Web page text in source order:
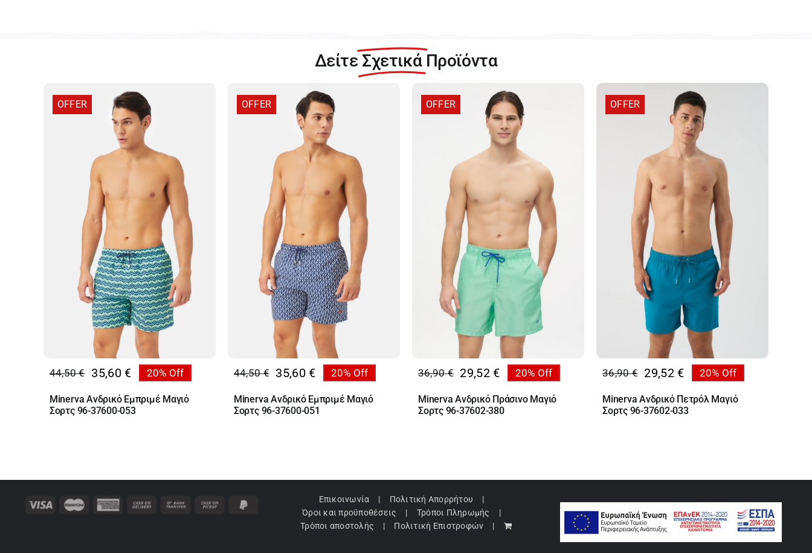
Δείτε Σχετικά Προϊόντα
OFFER
44,50€
Original
price
was:
35,60 €
Η
τρέχουσα
τιμή
20% Off
Minerva Ανδρικό Εμπριμέ Μαγιό
Σορτς 96-37600-053
OFFER
44,50€
Original
price
was:
35,60 €
Η
τρέχουσα
τιμή
20% Off
Minerva Ανδρικό Εμπριμέ Μαγιό
Σορτς 96-37600-051
OFFER
36,90€
Original
price
was:
29,52 €
Η
τρέχουσα
τιμή
20% Off
Minerva Ανδρικό Πράσινο Μαγιό
Σορτς 96-37602-380
OFFER
36,90€
Original
price
was:
29,52 €
Η
τρέχουσα
τιμή
20% Off
Minerva Ανδρικό Πετρόλ Μαγιό
Σορτς 96-37602-033
Επικοινωνία
Πολιτική Απορρήτου
Όροι και προϋποθέσεις
Τρόποι Πληρωμής
Τρόποι αποστολής
Πολιτική Επιστροφών